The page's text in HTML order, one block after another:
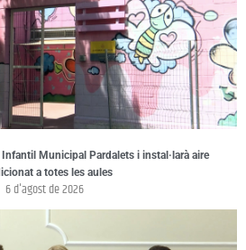
Infantil Municipal Pardalets i instal·larà aire
a totes les aules
6 d'agost de 2026